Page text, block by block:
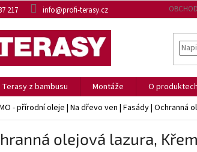
217 info@profi-terasy.cz
Terasy z bambusu Montáže O produktech
- přírodní oleje | Na dřevo ven | Fasády | Ochranná
olejová lazura,